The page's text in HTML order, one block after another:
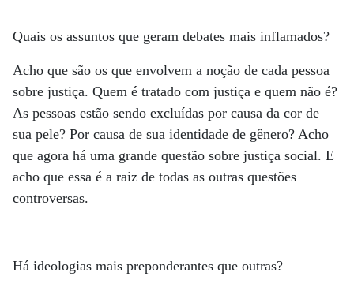
Quais os assuntos que geram debates mais inflamados?
Acho que são os que envolvem a noção de cada pessoa
sobre justiça. Quem é tratado com justiça e quem não é?
As pessoas estão sendo excluídas por causa da cor de
sua pele? Por causa de sua identidade de gênero? Acho
que agora há uma grande questão sobre justiça social. E
acho que essa é a raiz de todas as outras questões
controversas.
Há ideologias mais preponderantes que outras?